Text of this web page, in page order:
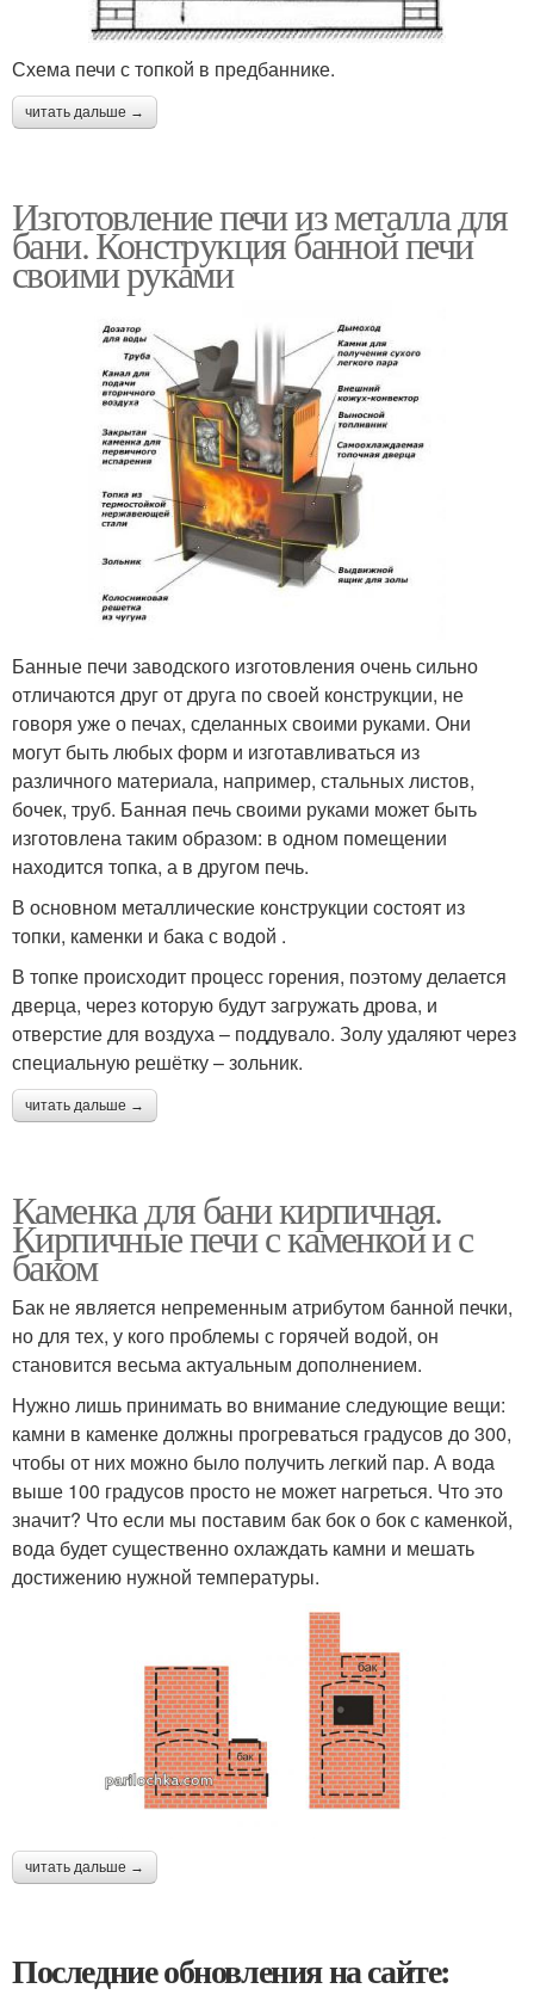
Схема печи с топкой в предбаннике.
читать дальше →
Изготовление печи из металла для
бани. Конструкция банной печи
своими руками
Банные печи заводского изготовления очень сильно
отличаются друг от друга по своей конструкции, не
говоря уже о печах, сделанных своими руками. Они
могут быть любых форм и изготавливаться из
различного материала, например, стальных листов,
бочек, труб. Банная печь своими руками может быть
изготовлена таким образом: в одном помещении
находится топка, а в другом печь.
В основном металлические конструкции состоят из
топки, каменки и бака с водой .
В топке происходит процесс горения, поэтому делается
дверца, через которую будут загружать дрова, и
отверстие для воздуха – поддувало. Золу удаляют через
специальную решётку – зольник.
читать дальше →
Каменка для бани кирпичная.
Кирпичные печи с каменкой и с
баком
Бак не является непременным атрибутом банной печки,
но для тех, у кого проблемы с горячей водой, он
становится весьма актуальным дополнением.
Нужно лишь принимать во внимание следующие вещи:
камни в каменке должны прогреваться градусов до 300,
чтобы от них можно было получить легкий пар. А вода
выше 100 градусов просто не может нагреться. Что это
значит? Что если мы поставим бак бок о бок с каменкой,
вода будет существенно охлаждать камни и мешать
достижению нужной температуры.
читать дальше →
Последние обновления на сайте: